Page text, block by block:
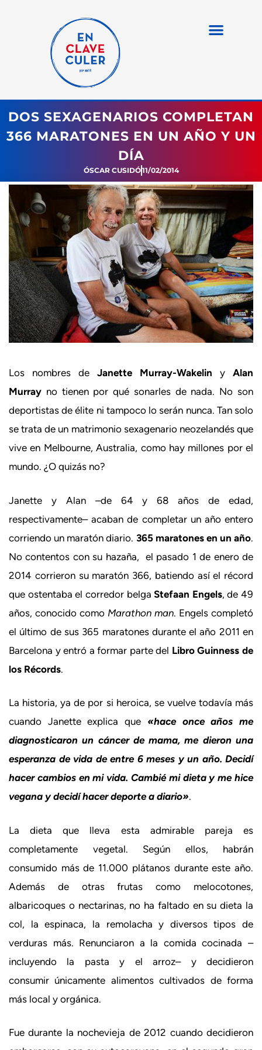
DOS SEXAGENARIOS COMPLETAN
366 MARATONES EN UN AÑO Y UN
DÍA
ÓSCAR CUSIDÓ11/02/2014
Los nombres de Janette Murray-Wakelin y Alan
Murray no tienen por qué sonarles de nada. No son
deportistas de élite ni tampoco lo serán nunca. Tan solo
se trata de un matrimonio sexagenario neozelandés que
vive en Melbourne, Australia, como hay millones por el
mundo. ¿O quizás no?
Janette y Alan –de 64 y 68 años de edad,
respectivamente– acaban de completar un año entero
corriendo un maratón diario. 365 maratones en un año.
No contentos con su hazaña, el pasado 1 de enero de
2014 corrieron su maratón 366, batiendo así el récord
que ostentaba el corredor belgaStefaan Engels, de 49
años, conocido como Marathon man. Engels completó
el último de sus 365 maratones durante el año 2011 en
Barcelona y entró a formar parte del Libro Guinness de
los Récords.
La historia, ya de por si heroica, se vuelve todavía más
cuando Janette explica que «hace once años me
diagnosticaron un cáncer de mama, me dieron una
esperanza de vida de entre 6 meses y un año. Decidí
hacer cambios en mi vida. Cambié mi dieta y me hice
vegana y decidí hacer deporte a diario».
La dieta que lleva esta admirable pareja es
completamente vegetal. Según ellos, habrán
consumido más de 11.000 plátanos durante este año.
Además de otras frutas como melocotones,
albaricoques o nectarinas, no ha faltado en su dieta la
col, la espinaca, la remolacha y diversos tipos de
verduras más. Renunciaron a la comida cocinada –
incluyendo la pasta y el arroz– y decidieron
consumir únicamente alimentos cultivados de forma
más local y orgánica.
Fue durante la nochevieja de 2012 cuando decidieron